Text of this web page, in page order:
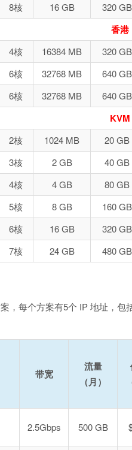
8核 16 GB 320 GB
香港
4核 16384 MB 320 GB
6核 32768 MB 640 GB
6核 32768 MB 640 GB
KVM
2核 1024 MB 20 GB
3核 2 GB 40 GB
4核 4 GB 80 GB
5核 8 GB 160 GB
6核 16 GB 320 GB
7核 24 GB 480 GB
，每个方案有5个 IP 地址，
带宽
流量
（月）
2.5Gbps 500 GB